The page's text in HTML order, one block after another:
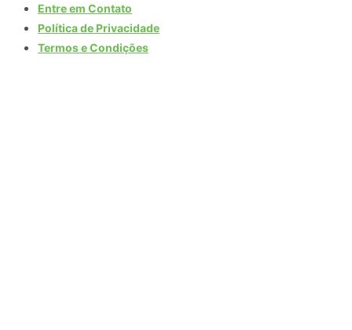
Entre em Contato
Política de Privacidade
Termos e Condições